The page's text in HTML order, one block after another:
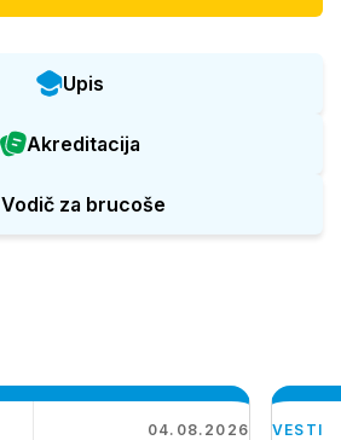
Upis
Akreditacija
Vodič za brucoše
04.08.2026 VESTI